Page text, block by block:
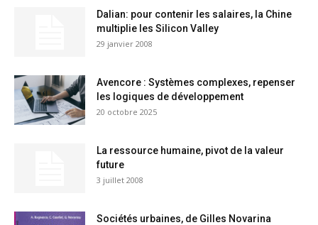
Dalian: pour contenir les salaires, la Chine
multiplie les Silicon Valley
29 janvier 2008
Avencore : Systèmes complexes, repenser
les logiques de développement
20 octobre 2025
La ressource humaine, pivot de la valeur
future
3 juillet 2008
Sociétés urbaines, de Gilles Novarina